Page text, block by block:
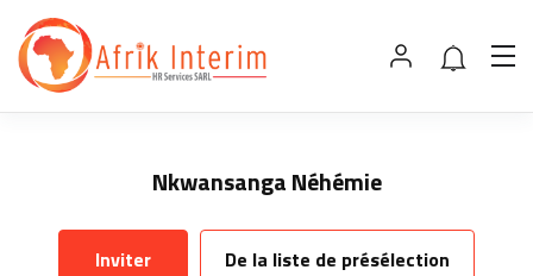
Nkwansanga Néhémie
Inviter De la liste de présélection